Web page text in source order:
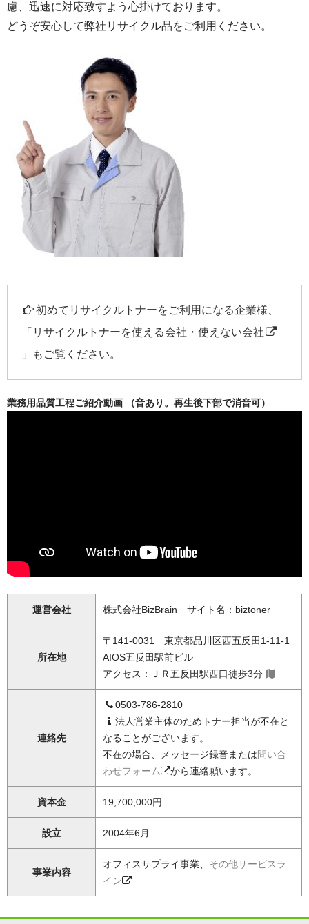
慮、迅速に対応致すよう心掛けております。
どうぞ安心して弊社リサイクル品をご利用ください。
初めてリサイクルトナーをご利用になる企業様、
「 リサイクルトナーを使える会社・使えない会社
」もご覧ください。
業務用品質工程ご紹介動画 （音あり。再生後下部で消音可）
運営会社 株式会社BizBrain サイト名：biztoner
所在地
〒141-0031 東京都品川区西五反田1-11-1
AIOS五反田駅前ビル
アクセス：ＪＲ五反田駅西口徒歩3分
連絡先
0503-786-2810
法人営業主体のためトナー担当が不在と
なることがございます。
不在の場合、メッセージ録音または問い合
わせフォーム
から連絡願います。
資本金 19,700,000円
設立 2004年6月
事業内容
オフィスサプライ事業、 その他サービスラ
イン